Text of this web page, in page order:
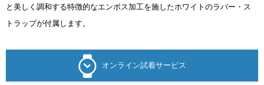
と美しく調和する特徴的なエンボス加工を施したホワイトのラバー・ス
トラップが付属します。
オンライン試着サービス